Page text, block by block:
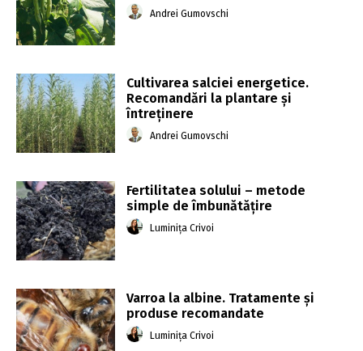
Andrei Gumovschi
Cultivarea salciei energetice.
Recomandări la plantare și
întreținere
Andrei Gumovschi
Fertilitatea solului – metode
simple de îmbunătățire
Luminița Crivoi
Varroa la albine. Tratamente și
produse recomandate
Luminița Crivoi